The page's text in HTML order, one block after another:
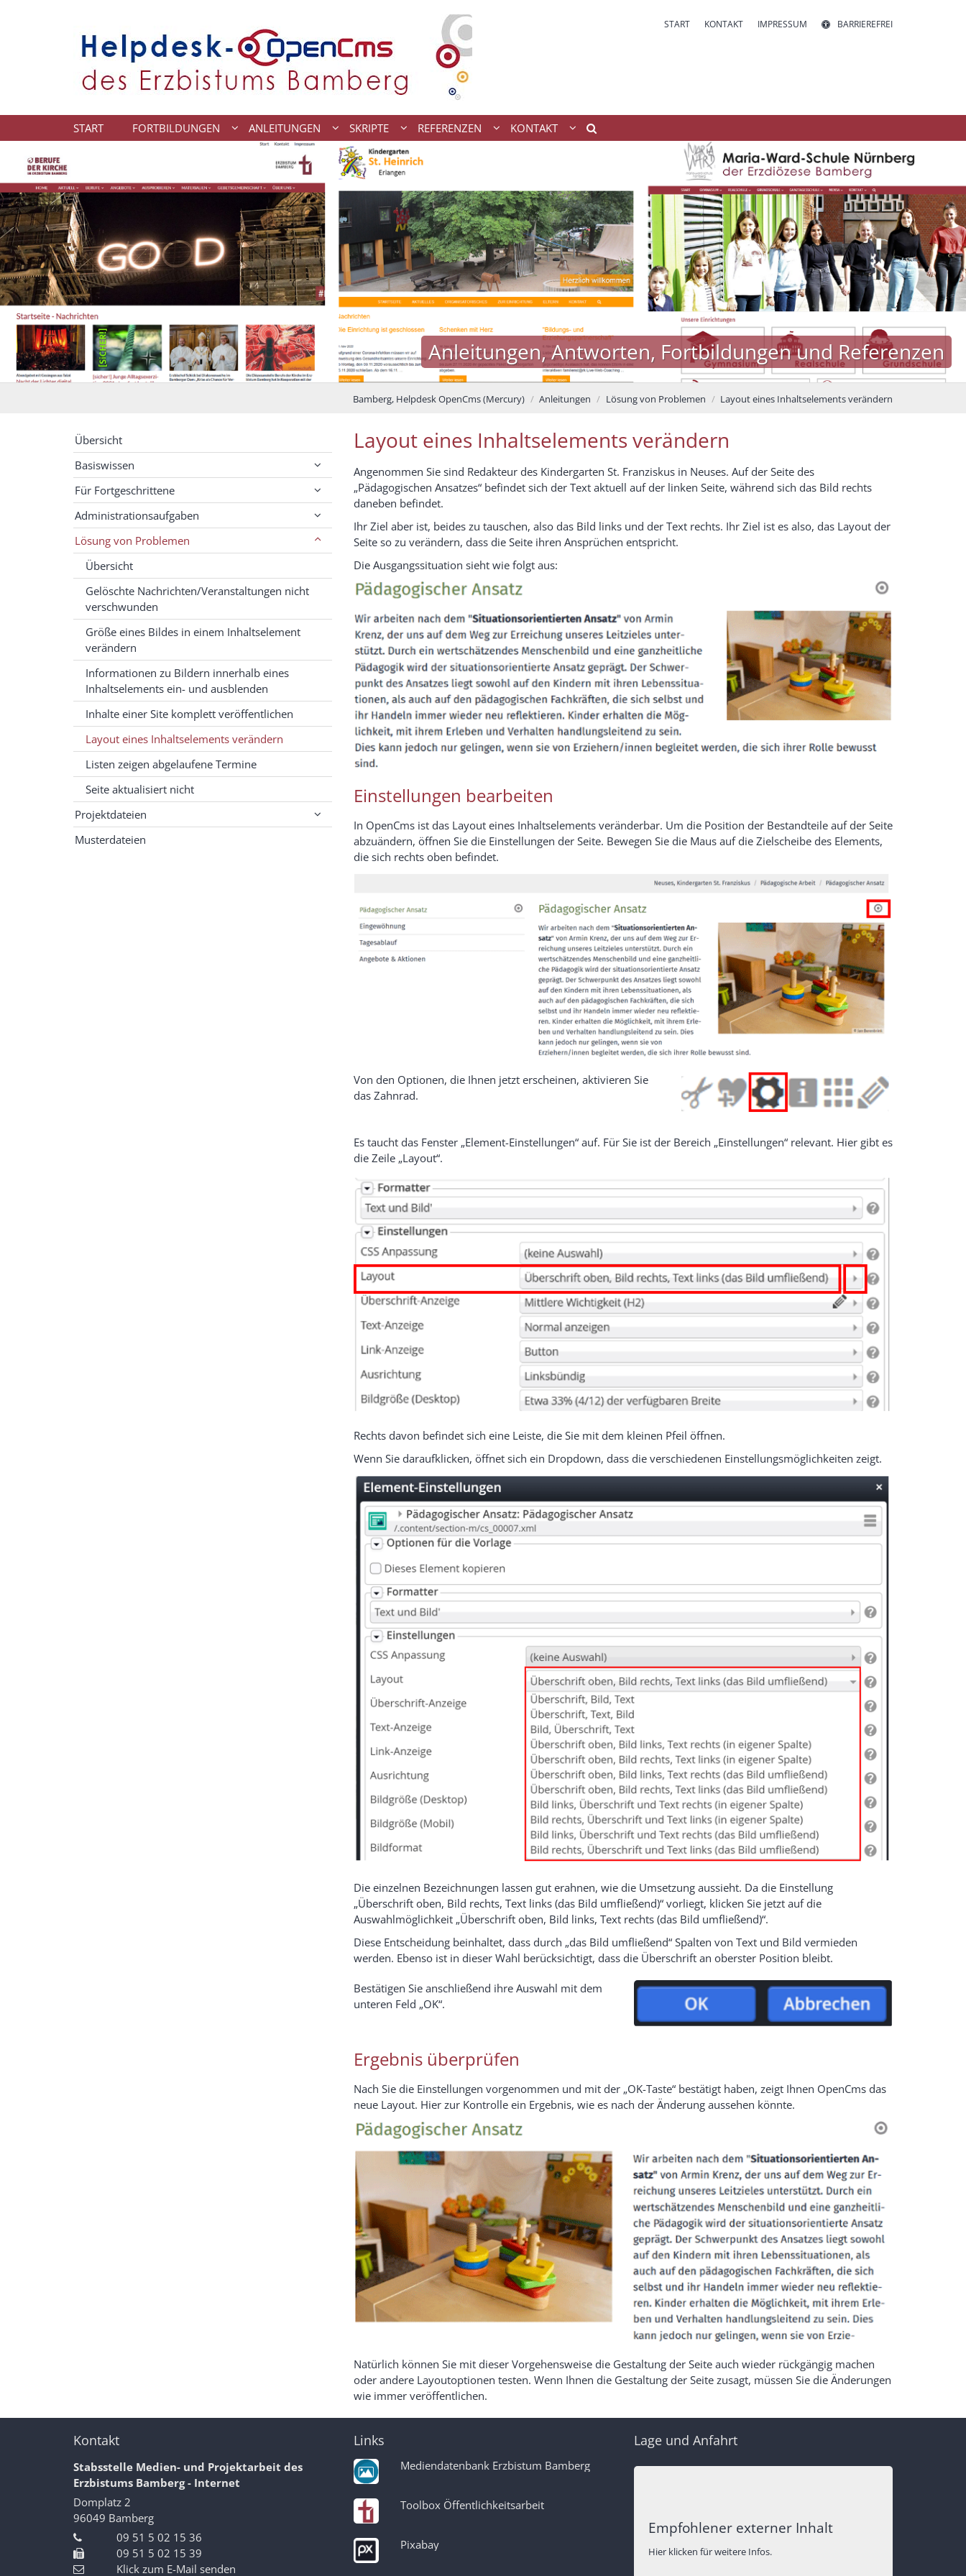
START KONTAKT IMPRESSUM BARRIEREFREI
START FORTBILDUNGEN ANLEITUNGEN SKRIPTE REFERENZEN KONTAKT
Anleitungen, Antworten, Fortbildungen und Referenzen
Bamberg, Helpdesk OpenCms (Mercury) Anleitungen Lösung von Problemen Layout eines Inhaltselements verändern
Layout eines Inhaltselements verändern
Angenommen Sie sind Redakteur des Kindergarten St. Franziskus in Neuses. Auf der Seite des
„Pädagogischen Ansatzes“ befindet sich der Text aktuell auf der linken Seite, während sich das Bild rechts
daneben befindet.
Ihr Ziel aber ist, beides zu tauschen, also das Bild links und der Text rechts. Ihr Ziel ist es also, das Layout der
Seite so zu verändern, dass die Seite ihren Ansprüchen entspricht.
Die Ausgangssituation sieht wie folgt aus:
Einstellungen bearbeiten
In OpenCms ist das Layout eines Inhaltselements veränderbar. Um die Position der Bestandteile auf der Seite
abzuändern, öffnen Sie die Einstellungen der Seite. Bewegen Sie die Maus auf die Zielscheibe des Elements,
die sich rechts oben befindet.
Von den Optionen, die Ihnen jetzt erscheinen, aktivieren Sie
das Zahnrad.
Es taucht das Fenster „Element-Einstellungen“ auf. Für Sie ist der Bereich „Einstellungen“ relevant. Hier gibt es
die Zeile „Layout“.
Rechts davon befindet sich eine Leiste, die Sie mit dem kleinen Pfeil öffnen.
Wenn Sie daraufklicken, öffnet sich ein Dropdown, dass die verschiedenen Einstellungsmöglichkeiten zeigt.
Die einzelnen Bezeichnungen lassen gut erahnen, wie die Umsetzung aussieht. Da die Einstellung
„Überschrift oben, Bild rechts, Text links (das Bild umfließend)“ vorliegt, klicken Sie jetzt auf die
Auswahlmöglichkeit „Überschrift oben, Bild links, Text rechts (das Bild umfließend)“.
Diese Entscheidung beinhaltet, dass durch „das Bild umfließend“ Spalten von Text und Bild vermieden
werden. Ebenso ist in dieser Wahl berücksichtigt, dass die Überschrift an oberster Position bleibt.
Bestätigen Sie anschließend ihre Auswahl mit dem
unteren Feld „OK“.
Ergebnis überprüfen
Nach Sie die Einstellungen vorgenommen und mit der „OK-Taste“ bestätigt haben, zeigt Ihnen OpenCms das
neue Layout. Hier zur Kontrolle ein Ergebnis, wie es nach der Änderung aussehen könnte.
Natürlich können Sie mit dieser Vorgehensweise die Gestaltung der Seite auch wieder rückgängig machen
oder andere Layoutoptionen testen. Wenn Ihnen die Gestaltung der Seite zusagt, müssen Sie die Änderungen
wie immer veröffentlichen.
Übersicht
Basiswissen
Für Fortgeschrittene
Administrationsaufgaben
Lösung von Problemen
Übersicht
Gelöschte Nachrichten/Veranstaltungen nicht
verschwunden
Größe eines Bildes in einem Inhaltselement
verändern
Informationen zu Bildern innerhalb eines
Inhaltselements ein- und ausblenden
Inhalte einer Site komplett veröffentlichen
Layout eines Inhaltselements verändern
Listen zeigen abgelaufene Termine
Seite aktualisiert nicht
Projektdateien
Musterdateien
Kontakt
Stabsstelle Medien- und Projektarbeit des
Erzbistums Bamberg - Internet
Domplatz 2
96049 Bamberg
09 51 5 02 15 36
09 51 5 02 15 39
Klick zum E-Mail senden
Links
Mediendatenbank Erzbistum Bamberg
Toolbox Öffentlichkeitsarbeit
Pixabay
Lage und Anfahrt
Empfohlener externer Inhalt
Hier klicken für weitere Infos.